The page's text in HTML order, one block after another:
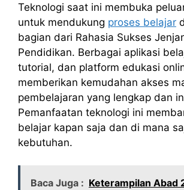
Teknologi saat ini membuka
untuk mendukung proses belajar
bagian dari Rahasia Sukses
Pendidikan. Berbagai aplikasi
tutorial, dan platform edukasi
memberikan kemudahan akses
pembelajaran yang lengkap dan
Pemanfaatan teknologi ini
belajar kapan saja dan di mana
kebutuhan.
Baca Juga : Keterampilan Abad